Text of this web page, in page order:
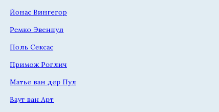
Йонас Вингегор
Ремко Эвенпул
Поль Сексас
Примож Роглич
Матье ван дер Пул
Ваут ван Арт